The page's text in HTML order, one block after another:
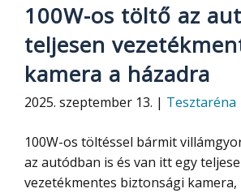
100W-os töltő az
teljesen
kamera a házadra
2025. szeptember 13. | Tesztaréna
100W-os töltéssel bármit
az autódban is és van itt egy
vezetékmentes biztonsági kamera,